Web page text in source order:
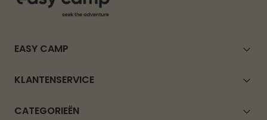
EASY CAMP
KLANTENSERVICE
CATEGORIEËN